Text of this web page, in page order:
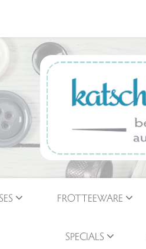
FROTTEEWARE
SPECIALS